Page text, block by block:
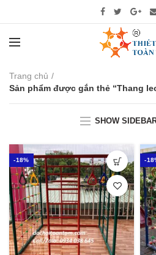
Trang chủ
Sản phẩm được gắn thẻ “Thang
SHOW
-18% -